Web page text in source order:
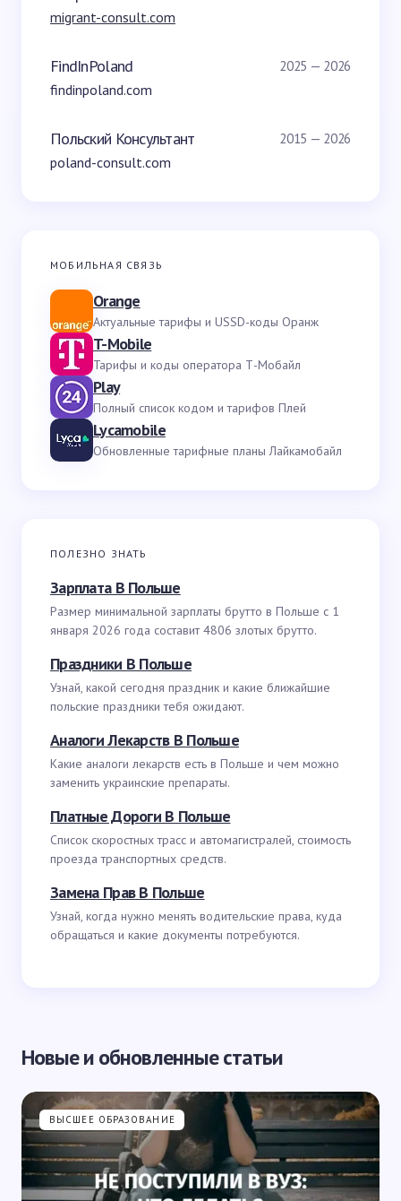
migrant-consult.com
FindInPoland 2025 — 2026
findinpoland.com
Польский Консультант 2015 — 2026
poland-consult.com
МОБИЛЬНАЯ СВЯЗЬ
Orange
Актуальные тарифы и USSD-коды Оранж
T-Mobile
Тарифы и коды оператора Т-Мобайл
Play
Полный список кодом и тарифов Плей
Lycamobile
Обновленные тарифные планы Лайкамобайл
ПОЛЕЗНО ЗНАТЬ
Зарплата В Польше
Размер минимальной зарплаты брутто в Польше с 1
января 2026 года составит 4806 злотых брутто.
Праздники В Польше
Узнай, какой сегодня праздник и какие ближайшие
польские праздники тебя ожидают.
Аналоги Лекарств В Польше
Какие аналоги лекарств есть в Польше и чем можно
заменить украинские препараты.
Платные Дороги В Польше
Список скоростных трасс и автомагистралей, стоимость
проезда транспортных средств.
Замена Прав В Польше
Узнай, когда нужно менять водительские права, куда
обращаться и какие документы потребуются.
Новые и обновленные статьи
ВЫСШЕЕ ОБРАЗОВАНИЕ